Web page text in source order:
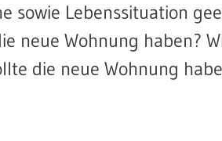
sowie Lebenssituation
neue Wohnung haben?
die neue Wohnung